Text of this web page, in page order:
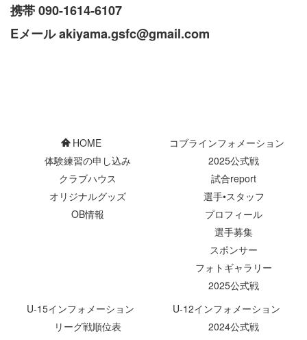
携帯 090-1614-6107
Eメール akiyama.gsfc@gmail.com
HOME
体験練習の申し込み
クラブハウス
オリジナルグッズ
OB情報
コブラインフォメーション
2025公式戦
試合report
選手•スタッフ
プロフィール
選手募集
スポンサー
フォトギャラリー
2025公式戦
U-15インフォメーション
リーグ戦順位表
U-12インフォメーション
2024公式戦